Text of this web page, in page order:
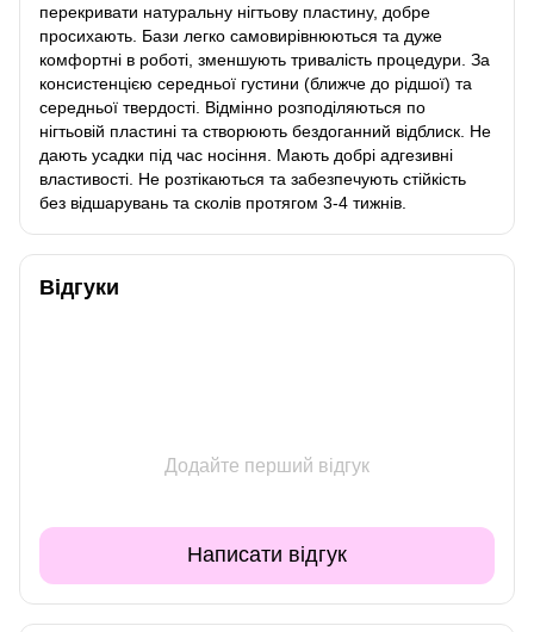
перекривати натуральну нігтьову пластину, добре
просихають. Бази легко самовирівнюються та дуже
комфортні в роботі, зменшують тривалість процедури. За
консистенцією середньої густини (ближче до рідшої) та
середньої твердості. Відмінно розподіляються по
нігтьовій пластині та створюють бездоганний відблиск. Не
дають усадки під час носіння. Мають добрі адгезивні
властивості. Не розтікаються та забезпечують стійкість
без відшарувань та сколів протягом 3-4 тижнів.
Відгуки
Додайте перший відгук
Написати відгук